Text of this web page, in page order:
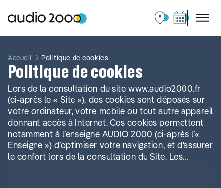
contenu
Accueil Politique de cookies
Politique de cookies
Lors de la consultation du site www.audio2000.fr
(ci-après le « Site »), des cookies sont déposés sur
votre ordinateur, votre mobile ou tout autre appareil
donnant accès à Internet. Ces cookies permettent
notamment à l’enseigne AUDIO 2000 (ci-après l’«
Enseigne ») d’optimiser votre navigation, et d’assurer
le confort lors de la consultation du Site. Les…